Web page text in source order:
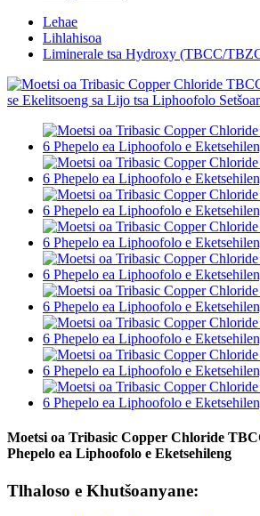
Lehae
Lihlahisoa
Liminerale tsa Hydroxy (TBCC/
Moetsi oa Tribasic Copper Chloride
Phepelo ea Liphoofolo e Eketsehileng
Tlhaloso e Khutšoanyane: